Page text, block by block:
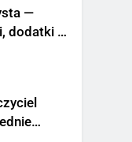
—
dodatki i